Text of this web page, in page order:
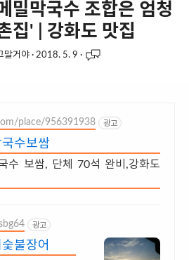
밀막국수 조합은 엄청
집' | 강화도 맛집
말거야· 2018. 5. 9 ·
place/956391938 광고
수보쌈
수 보쌈, 단체 70석 완비,강화도
광고
불장어